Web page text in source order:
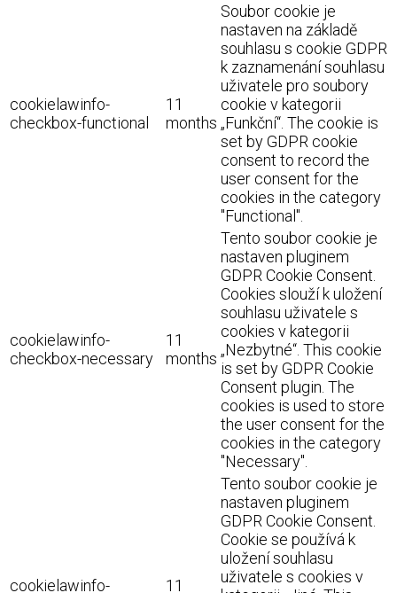
cookielawinfo-
checkbox-functional
11
months
Soubor cookie je
nastaven na základě
souhlasu s cookie GDPR
k zaznamenání souhlasu
uživatele pro soubory
cookie v kategorii
„Funkční“. The cookie is
set by GDPR cookie
consent to record the
user consent for the
cookies in the category
"Functional".
cookielawinfo-
checkbox-necessary
11
months
Tento soubor cookie je
nastaven pluginem
GDPR Cookie Consent.
Cookies slouží k uložení
souhlasu uživatele s
cookies v kategorii
„Nezbytné“. This cookie
is set by GDPR Cookie
Consent plugin. The
cookies is used to store
the user consent for the
cookies in the category
"Necessary".
cookielawinfo-
11
Tento soubor cookie je
nastaven pluginem
GDPR Cookie Consent.
Cookie se používá k
uložení souhlasu
uživatele s cookies v